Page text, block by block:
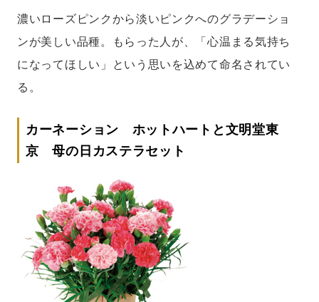
濃いローズピンクから淡いピンクへのグラデーショ
ンが美しい品種。もらった人が、「心温まる気持ち
になってほしい」という思いを込めて命名されてい
る。
カーネーション ホットハートと文明堂東
京 母の日カステラセット